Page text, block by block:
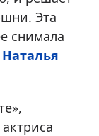
Эта
снимала
Наталья